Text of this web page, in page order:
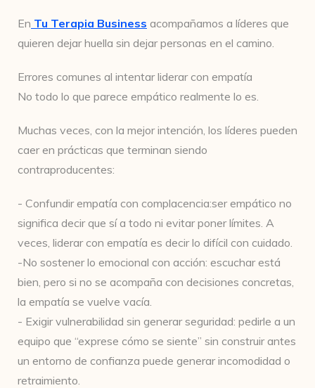
En Tu Terapia Business acompañamos a líderes que
quieren dejar huella sin dejar personas en el camino.
Errores comunes al intentar liderar con empatía
No todo lo que parece empático realmente lo es.
Muchas veces, con la mejor intención, los líderes pueden
caer en prácticas que terminan siendo
contraproducentes:
- Confundir empatía con complacencia:ser empático no
significa decir que sí a todo ni evitar poner límites. A
veces, liderar con empatía es decir lo difícil con cuidado.
-No sostener lo emocional con acción: escuchar está
bien, pero si no se acompaña con decisiones concretas,
la empatía se vuelve vacía.
- Exigir vulnerabilidad sin generar seguridad: pedirle a un
equipo que “exprese cómo se siente” sin construir antes
un entorno de confianza puede generar incomodidad o
retraimiento.